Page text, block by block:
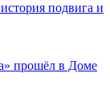
подвига и
прошёл в Доме